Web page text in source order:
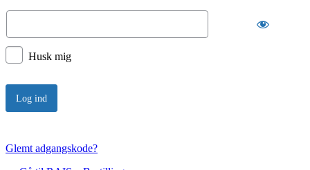
Husk mig
Glemt adgangskode?